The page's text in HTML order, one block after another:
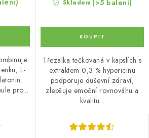
L-
pro...
Skladem (>5 balení)
Třezalka tečkovaná v kapslích s
extraktem 0,3 % hypericinu
podporuje duševní zdraví,
zlepšuje emoční rovnováhu a
kvalitu...